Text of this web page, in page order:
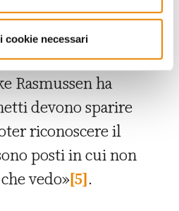
cookie necessari
inclusi la
le tradizioni cristiane.
il primo ministro
Rasmussen ha
devono sparire
riconoscere il
posti in cui non
vedo»[5].